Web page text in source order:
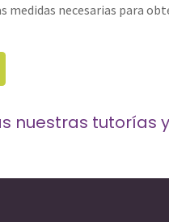
necesarias para
nuestras tutorías